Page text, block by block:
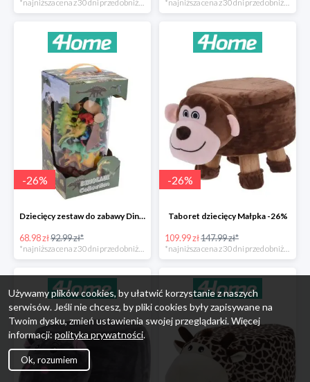
*najniższa cena z 30 dni przed obniżką *najniższa cena z 30 dni przed obniżką
-26%
Dziecięcy zestaw do zabawy Dinosaur Collection -26%
68.98 zł92.99 zł*
-26%
Taboret dziecięcy Małpka -26%
109.99 zł147.99 zł*
Używamy plików cookies, by ułatwić korzystanie z naszych
serwisów. Jeśli nie chcesz, by pliki cookies były zapisywane na
Twoim dysku, zmień ustawienia swojej przeglądarki. Więcej
informacji: polityka prywatności.
Ok, rozumiem